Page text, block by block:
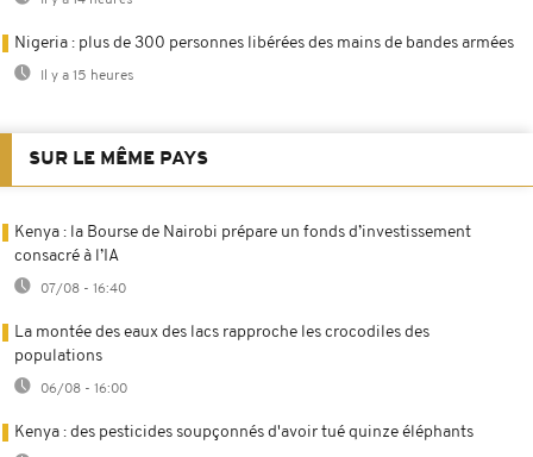
Nigeria : plus de 300 personnes libérées des mains de bandes armées
Il y a 15 heures
SUR LE MÊME PAYS
Kenya : la Bourse de Nairobi prépare un fonds d’investissement
consacré à l’IA
07/08 - 16:40
La montée des eaux des lacs rapproche les crocodiles des
populations
06/08 - 16:00
Kenya : des pesticides soupçonnés d'avoir tué quinze éléphants